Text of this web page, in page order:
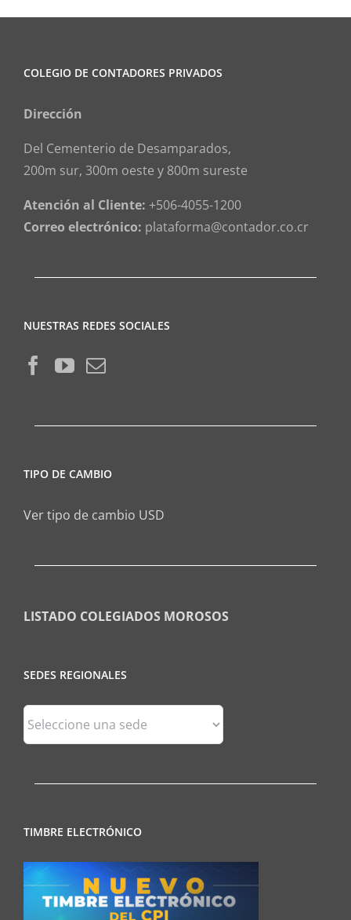
COLEGIO DE CONTADORES PRIVADOS
Dirección
Del Cementerio de Desamparados,
200m sur, 300m oeste y 800m sureste
Atención al Cliente: +506-4055-1200
Correo electrónico: plataforma@contador.co.cr
NUESTRAS REDES SOCIALES
TIPO DE CAMBIO
Ver tipo de cambio USD
LISTADO COLEGIADOS MOROSOS
SEDES REGIONALES
Sedes
Regionales
TIMBRE ELECTRÓNICO